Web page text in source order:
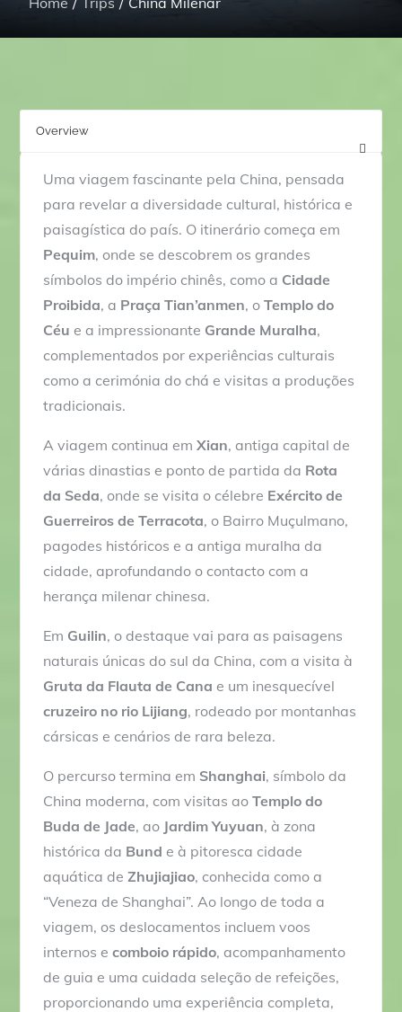
Overview
Uma viagem fascinante pela China, pensada
para revelar a diversidade cultural, histórica e
paisagística do país. O itinerário começa em
Pequim, onde se descobrem os grandes
símbolos do império chinês, como a Cidade
Proibida, a Praça Tian’anmen, oTemplo do
Céu e a impressionante Grande Muralha,
complementados por experiências culturais
como a cerimónia do chá e visitas a produções
tradicionais.
A viagem continua emXian, antiga capital de
várias dinastias e ponto de partida da Rota
da Seda, onde se visita o célebre Exército de
Guerreiros de Terracota, o Bairro Muçulmano,
pagodes históricos e a antiga muralha da
cidade, aprofundando o contacto com a
herança milenar chinesa.
Em Guilin, o destaque vai para as paisagens
naturais únicas do sul da China, com a visita à
Gruta da Flauta de Cana e um inesquecível
cruzeiro no rio Lijiang, rodeado por montanhas
cársicas e cenários de rara beleza.
O percurso termina em Shanghai, símbolo da
China moderna, com visitas aoTemplo do
Buda de Jade, ao Jardim Yuyuan, à zona
histórica da Bund e à pitoresca cidade
aquática deZhujiajiao, conhecida como a
“Veneza de Shanghai”. Ao longo de toda a
viagem, os deslocamentos incluem voos
internos ecomboio rápido, acompanhamento
de guia e uma cuidada seleção de refeições,
proporcionando uma experiência completa,
F